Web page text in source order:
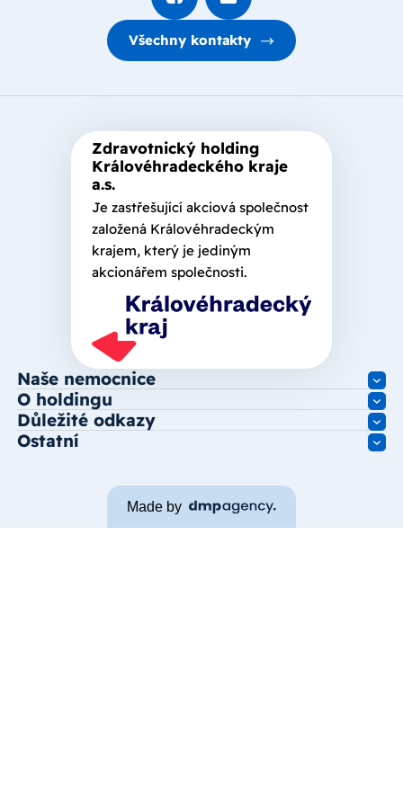
Všechny kontakty
Zdravotnický holding
Královéhradeckého kraje
a.s.
Je zastřešující akciová společnost
založená Královéhradeckým
krajem, který je jediným
akcionářem společnosti.
Naše nemocnice
O holdingu
Důležité odkazy
Ostatní
Made by